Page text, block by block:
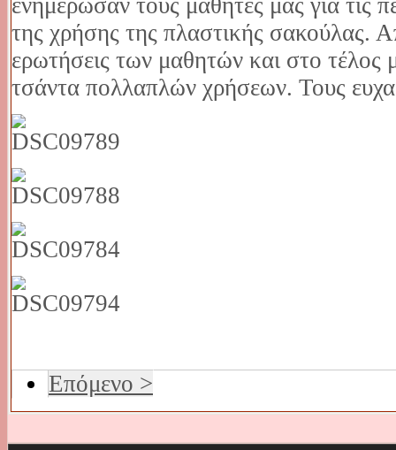
ενημέρωσαν τους μαθητές μας για τις
της χρήσης της πλαστικής σακούλας.
ερωτήσεις των μαθητών και στο τέλος
τσάντα πολλαπλών χρήσεων. Τους
Επόμενο >